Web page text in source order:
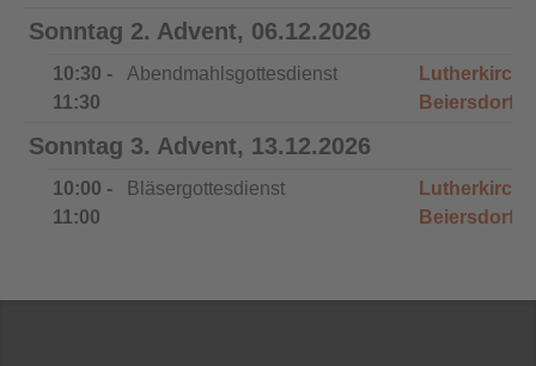
Sonntag 2. Advent, 06.12.2026
10:30 -
11:30
Abendmahlsgottesdienst
Lutherkirche
Beiersdorf
Sonntag 3. Advent, 13.12.2026
10:00 -
11:00
Bläsergottesdienst
Lutherkirche
Beiersdorf